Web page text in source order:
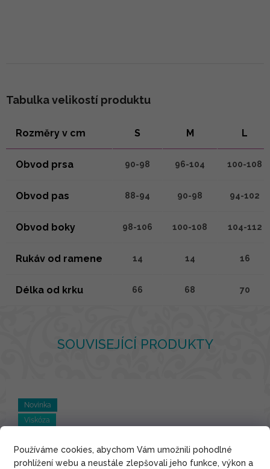
Používáme cookies, abychom Vám umožnili pohodlné
prohlížení webu a neustále zlepšovali jeho funkce, výkon a
SOUVISEJÍCÍ PRODUKTY
Novinka
Viskóza
Tabulka velikostí produktu
Rozměry v cm S M L
Obvod prsa 90-98 96-104 100-108
Obvod pas 88-94 90-98 94-102
Obvod boky 98-106 100-108 104-112
Rukáv od ramene 14 14 16
Délka od krku 66 68 70